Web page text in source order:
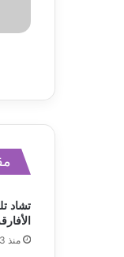
تشاد
منذ 3 أسابيع